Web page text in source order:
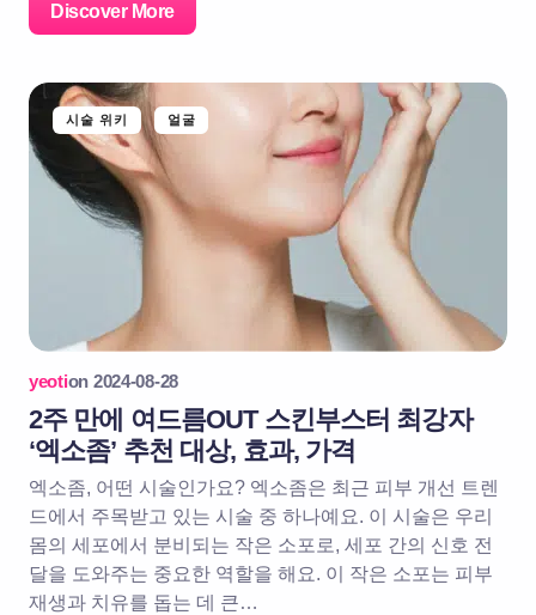
Discover More
시술 위키 얼굴
yeotion 2024-08-28
2주 만에 여드름OUT 스킨부스터 최강자
‘엑소좀’ 추천 대상, 효과, 가격
엑소좀, 어떤 시술인가요? 엑소좀은 최근 피부 개선 트렌
드에서 주목받고 있는 시술 중 하나예요. 이 시술은 우리
몸의 세포에서 분비되는 작은 소포로, 세포 간의 신호 전
달을 도와주는 중요한 역할을 해요. 이 작은 소포는 피부
재생과 치유를 돕는 데 큰…